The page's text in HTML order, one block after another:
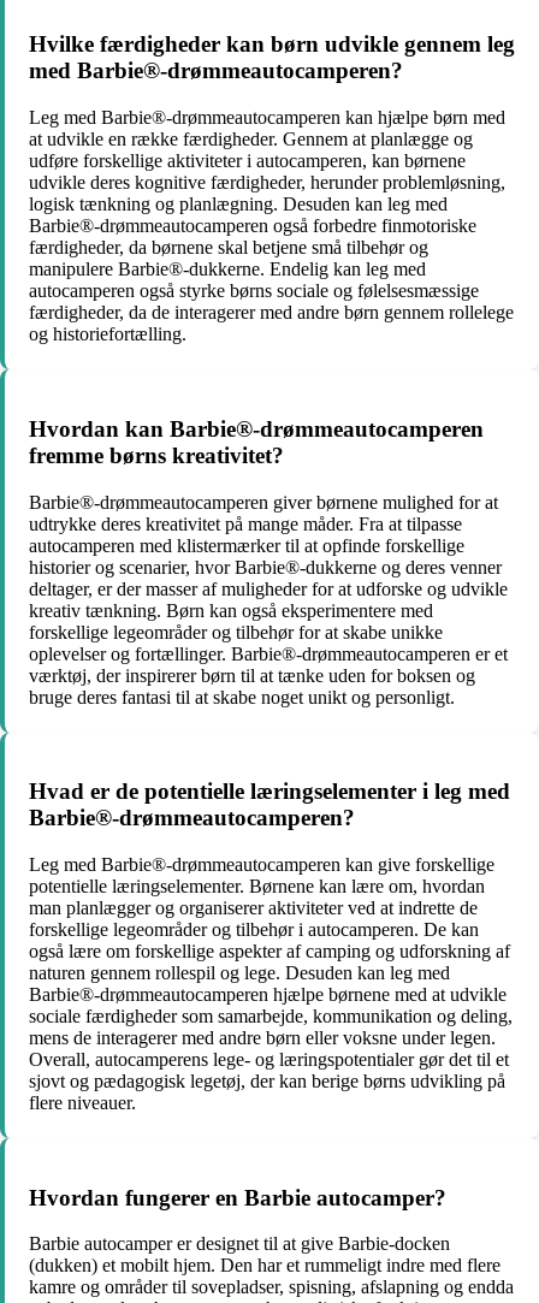
Hvilke færdigheder kan børn udvikle gennem leg
med Barbie®-drømmeautocamperen?
Leg med Barbie®-drømmeautocamperen kan hjælpe børn med
at udvikle en række færdigheder. Gennem at planlægge og
udføre forskellige aktiviteter i autocamperen, kan børnene
udvikle deres kognitive færdigheder, herunder problemløsning,
logisk tænkning og planlægning. Desuden kan leg med
Barbie®-drømmeautocamperen også forbedre finmotoriske
færdigheder, da børnene skal betjene små tilbehør og
manipulere Barbie®-dukkerne. Endelig kan leg med
autocamperen også styrke børns sociale og følelsesmæssige
færdigheder, da de interagerer med andre børn gennem rollelege
og historiefortælling.
Hvordan kan Barbie®-drømmeautocamperen
fremme børns kreativitet?
Barbie®-drømmeautocamperen giver børnene mulighed for at
udtrykke deres kreativitet på mange måder. Fra at tilpasse
autocamperen med klistermærker til at opfinde forskellige
historier og scenarier, hvor Barbie®-dukkerne og deres venner
deltager, er der masser af muligheder for at udforske og udvikle
kreativ tænkning. Børn kan også eksperimentere med
forskellige legeområder og tilbehør for at skabe unikke
oplevelser og fortællinger. Barbie®-drømmeautocamperen er et
værktøj, der inspirerer børn til at tænke uden for boksen og
bruge deres fantasi til at skabe noget unikt og personligt.
Hvad er de potentielle læringselementer i leg med
Barbie®-drømmeautocamperen?
Leg med Barbie®-drømmeautocamperen kan give forskellige
potentielle læringselementer. Børnene kan lære om, hvordan
man planlægger og organiserer aktiviteter ved at indrette de
forskellige legeområder og tilbehør i autocamperen. De kan
også lære om forskellige aspekter af camping og udforskning af
naturen gennem rollespil og lege. Desuden kan leg med
Barbie®-drømmeautocamperen hjælpe børnene med at udvikle
sociale færdigheder som samarbejde, kommunikation og deling,
mens de interagerer med andre børn eller voksne under legen.
Overall, autocamperens lege- og læringspotentialer gør det til et
sjovt og pædagogisk legetøj, der kan berige børns udvikling på
flere niveauer.
Hvordan fungerer en Barbie autocamper?
Barbie autocamper er designet til at give Barbie-docken
(dukken) et mobilt hjem. Den har et rummeligt indre med flere
kamre og områder til sovepladser, spisning, afslapning og endda